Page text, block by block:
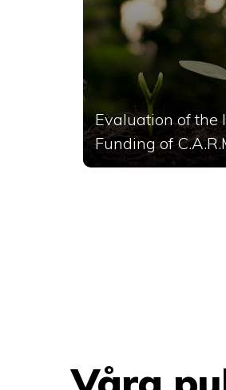
Evaluation of the
Funding of